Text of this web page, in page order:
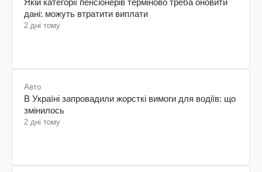
дані: можуть втратити виплати
2 дні тому
Авто
В Україні запровадили жорсткі вимоги для водіїв: що
змінилось
2 дні тому